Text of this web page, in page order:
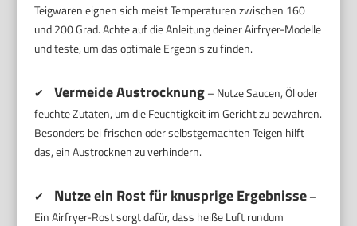
Teigwaren eignen sich meist Temperaturen zwischen 160
und 200 Grad. Achte auf die Anleitung deiner Airfryer-Modelle
und teste, um das optimale Ergebnis zu finden.
✔ Vermeide Austrocknung– Nutze Saucen, Öl oder
feuchte Zutaten, um die Feuchtigkeit im Gericht zu bewahren.
Besonders bei frischen oder selbstgemachten Teigen hilft
das, ein Austrocknen zu verhindern.
✔ Nutze ein Rost für knusprige Ergebnisse–
Ein Airfryer-Rost sorgt dafür, dass heiße Luft rundum